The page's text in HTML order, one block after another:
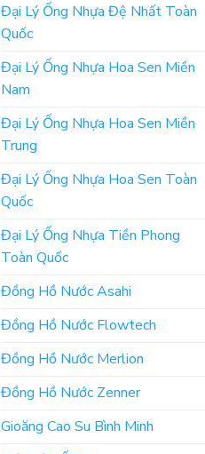
Đại Lý Ống Nhựa Đệ Nhất Toàn
Quốc
Đại Lý Ống Nhựa Hoa Sen Miền
Nam
Đại Lý Ống Nhựa Hoa Sen Miền
Trung
Đại Lý Ống Nhựa Hoa Sen Toàn
Quốc
Đại Lý Ống Nhựa Tiền Phong
Toàn Quốc
Đồng Hồ Nước Asahi
Đồng Hồ Nước Flowtech
Đồng Hồ Nước Merlion
Đồng Hồ Nước Zenner
Gioăng Cao Su Bình Minh